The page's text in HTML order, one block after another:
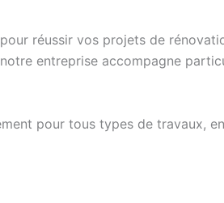
réussir vos projets de
entreprise accompagne
pour tous types de travaux,